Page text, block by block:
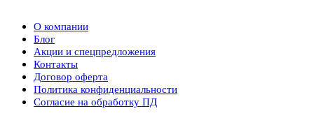
О компании
Блог
Акции и спецпредложения
Контакты
Договор оферта
Политика конфиденциальности
Согласие на обработку ПД